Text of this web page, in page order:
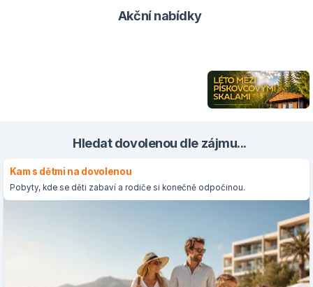
Akční nabídky
Hledat dovolenou dle zájmu...
Kam s dětmi na dovolenou
Pobyty, kde se děti zabaví a rodiče si konečně odpočinou.